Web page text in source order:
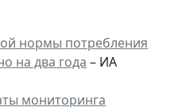
нормы потребления
на два года – ИА
мониторинга